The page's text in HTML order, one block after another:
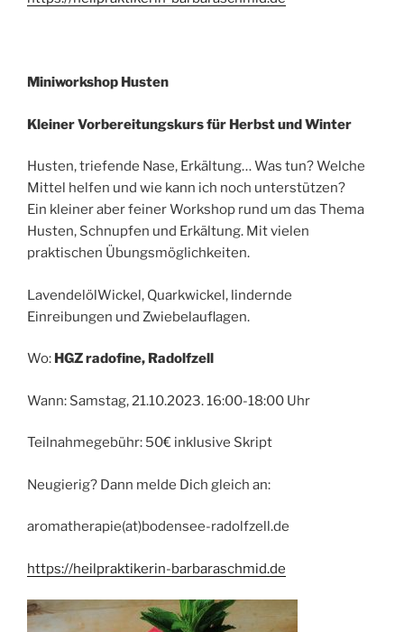
Miniworkshop Husten
Kleiner Vorbereitungskurs für Herbst und Winter
Husten, triefende Nase, Erkältung… Was tun? Welche
Mittel helfen und wie kann ich noch unterstützen?
Ein kleiner aber feiner Workshop rund um das Thema
Husten, Schnupfen und Erkältung. Mit vielen
praktischen Übungsmöglichkeiten.
LavendelölWickel, Quarkwickel, lindernde
Einreibungen und Zwiebelauflagen.
Wo: HGZ radofine, Radolfzell
Wann: Samstag, 21.10.2023. 16:00-18:00 Uhr
Teilnahmegebühr: 50€ inklusive Skript
Neugierig? Dann melde Dich gleich an:
aromatherapie(at)bodensee-radolfzell.de
https://heilpraktikerin-barbaraschmid.de